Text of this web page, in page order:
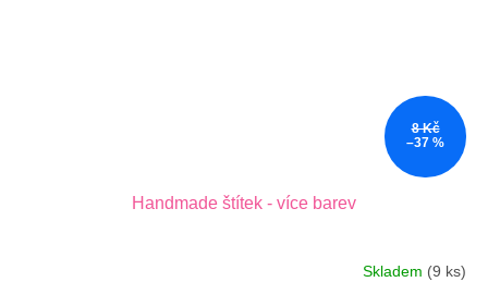
8 Kč
–37 %
Handmade štítek - více barev
Skladem (9 ks)